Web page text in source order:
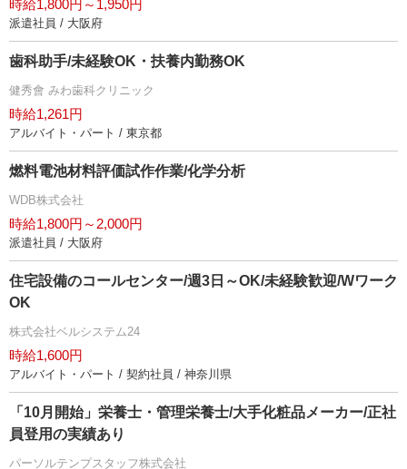
時給1,800円～1,950円
派遣社員 / 大阪府
歯科助手/未経験OK・扶養内勤務OK
健秀會 みわ歯科クリニック
時給1,261円
アルバイト・パート / 東京都
燃料電池材料評価試作作業/化学分析
WDB株式会社
時給1,800円～2,000円
派遣社員 / 大阪府
住宅設備のコールセンター/週3日～OK/未経験歓迎/Wワーク
OK
株式会社ベルシステム24
時給1,600円
アルバイト・パート / 契約社員 / 神奈川県
「10月開始」栄養士・管理栄養士/大手化粧品メーカー/正社
員登用の実績あり
パーソルテンプスタッフ株式会社